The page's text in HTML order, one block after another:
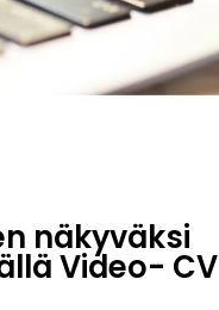
näkyväksi
Video- CV